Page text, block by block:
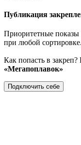
Публикация
Приоритетные показы
при любой сортировке.
Как попасть в
«Мегапоплавок»
Подключить себе